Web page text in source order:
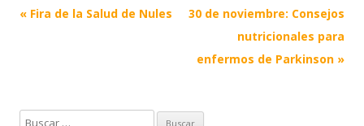
Post
« Fira de la Salud de Nules
30 de noviembre: Consejos
nutricionales para
enfermos de Parkinson »